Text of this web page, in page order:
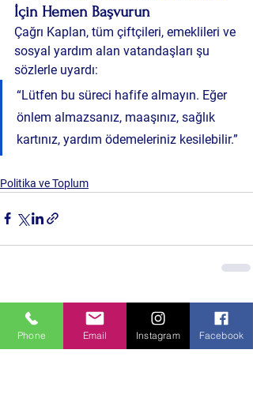
İçin Hemen Başvurun
Çağrı Kaplan, tüm çiftçileri, emeklileri ve
sosyal yardım alan vatandaşları şu
sözlerle uyardı:
“Lütfen bu süreci hafife almayın. Eğer
önlem almazsanız, maaşınız, sağlık
kartınız, yardım ödemeleriniz kesilebilir.”
Politika ve Toplum
Son Yazılar
Phone Email Instagram Facebook